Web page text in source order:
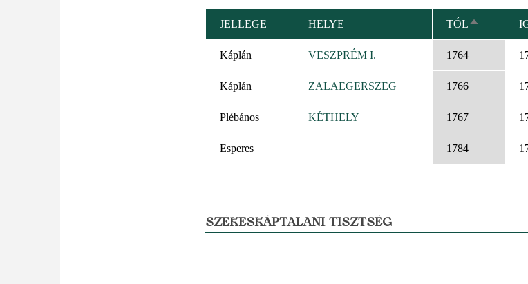
JELLEGE HELYE TÓL
RENDEZÉS
Káplán VESZPRÉM I. 1764
Káplán ZALAEGERSZEG 1766
Plébános KÉTHELY 1767
Esperes 1784
SZÉKESKÁPTALANI TISZTSÉG